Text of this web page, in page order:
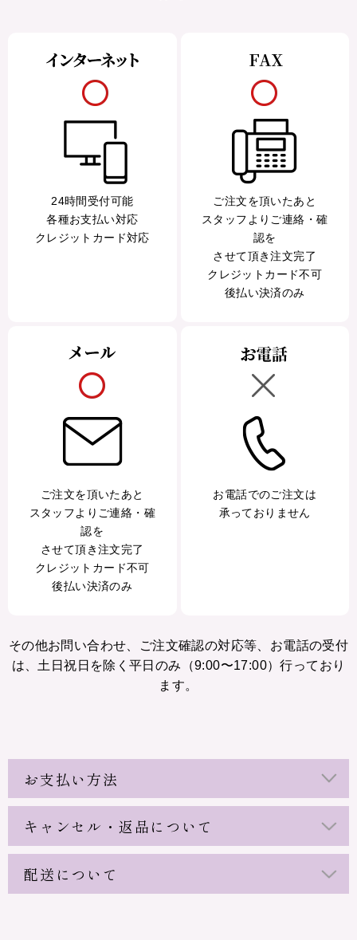
24時間受付可能
各種お支払い対応
クレジットカード対応
ご注文を頂いたあと
スタッフよりご連絡・確
認を
させて頂き注文完了
クレジットカード不可
後払い決済のみ
ご注文を頂いたあと
スタッフよりご連絡・確
認を
させて頂き注文完了
クレジットカード不可
後払い決済のみ
お電話でのご注文は
承っておりません
その他お問い合わせ、ご注文確認の対応等、お電話の受付
は、土日祝日を除く平日のみ（9:00〜17:00）行っており
ます。
お支払い方法
キャンセル・返品について
配送について